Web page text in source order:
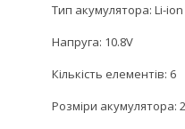
Тип акумулятора: Li-ion
Напруга: 10.8V
Кількість елементів: 6
Розміри акумулятора: